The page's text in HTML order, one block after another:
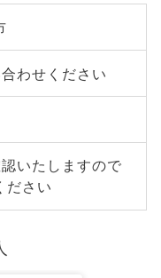
わせください
いたしますので
ださい